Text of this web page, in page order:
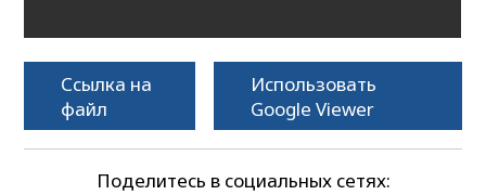
Ссылка на
файл
Использовать
Google Viewer
Поделитесь в социальных сетях: